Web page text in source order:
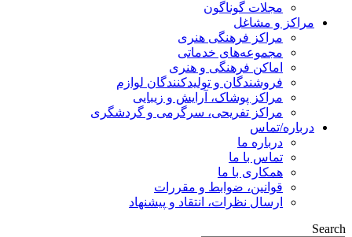
مجلات گوناگون
مراکز و مشاغل
مراکز فرهنگی هنری
مجموعه‌های خدماتی
اماکن فرهنگی و هنری
فروشندگان و تولیدکنندگان لوازم
مراکز پوشاک، آرایش و زیبایی
مراکز تفریحی، سرگرمی و گردشگری
درباره/تماس
درباره ما
تماس با ما
همکاری با ما
قوانین، ضوابط و مقررات
ارسال نظرات، انتقاد و پیشنهاد
Search